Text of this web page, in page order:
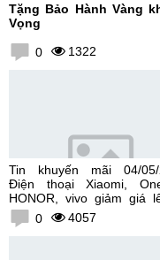
Tặng Bảo Hành Vàng
Vọng
0 1322
Tin khuyến mãi 04/05/
Điện thoại Xiaomi,
HONOR, vivo giảm giá
300K0 4057